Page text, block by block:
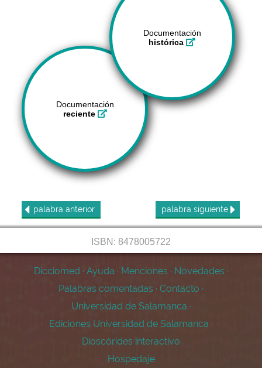
Documentación
histórica
Documentación
reciente
palabra anterior palabra siguiente
ISBN: 8478005722
Dicciomed · Ayuda · Menciones · Novedades ·
Palabras comentadas · Contacto ·
Universidad de Salamanca ·
Ediciones Universidad de Salamanca ·
Dioscórides interactivo
Hospedaje